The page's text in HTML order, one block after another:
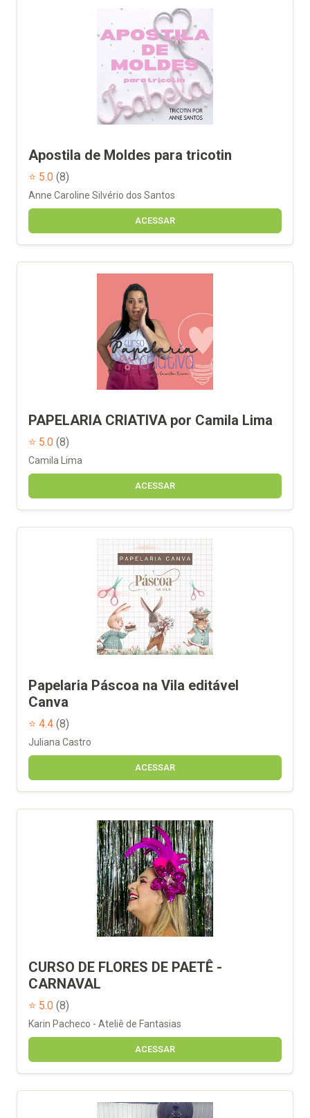
Apostila de Moldes para tricotin
⭐ 5.0 (8)
Anne Caroline Silvério dos Santos
ACESSAR
PAPELARIA CRIATIVA por Camila Lima
⭐ 5.0 (8)
Camila Lima
ACESSAR
Papelaria Páscoa na Vila editável
Canva
⭐ 4.4 (8)
Juliana Castro
ACESSAR
CURSO DE FLORES DE PAETÊ -
CARNAVAL
⭐ 5.0 (8)
Karin Pacheco - Ateliê de Fantasias
ACESSAR